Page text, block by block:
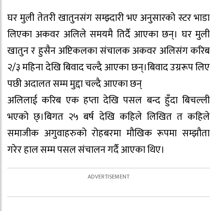
घर मुली तेतरी खातुनसंग सम्झ्दारी भए अनुसारको स्टर भाडा
लिएका अकवर अलिले समयमै तिर्दै आएका छन्। घर मुली
खातुन र हुसैन अप्टिकलका संचालक अकवर अलिसंग करिब
२/३ महिना देखि बिवाद चल्दै आएका छन्।बिवाद उग्ररूप लिए
पछी अदालत सम्म मुद्दा चल्दै आएका छन्
अलिलाई करिब एक हप्ता देखि पसल बन्द हुँदा बिचल्ली
भएको छ्।बिगत २५ बर्ष देखि कहिले लिखित त कहिले
समाजीक अगुवाहरुको रोहबरमा मौखिक रूपमा सम्झौता
गरेर हाल सम्म पसल संचालन गर्दै आएका थिए।